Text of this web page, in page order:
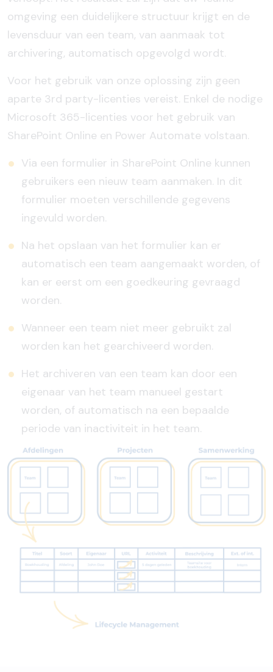
omgeving een duidelijkere structuur krijgt en de
levensduur van een team, van aanmaak tot
archivering, automatisch opgevolgd wordt.
Voor het gebruik van onze oplossing zijn geen
aparte 3rd party-licenties vereist. Enkel de nodige
Microsoft 365-licenties voor het gebruik van
SharePoint Online en Power Automate volstaan.
Via een formulier in SharePoint Online kunnen
gebruikers een nieuw team aanmaken. In dit
formulier moeten verschillende gegevens
ingevuld worden.
Na het opslaan van het formulier kan er
automatisch een team aangemaakt worden, of
kan er eerst om een goedkeuring gevraagd
worden.
Wanneer een team niet meer gebruikt zal
worden kan het gearchiveerd worden.
Het archiveren van een team kan door een
eigenaar van het team manueel gestart
worden, of automatisch na een bepaalde
periode van inactiviteit in het team.